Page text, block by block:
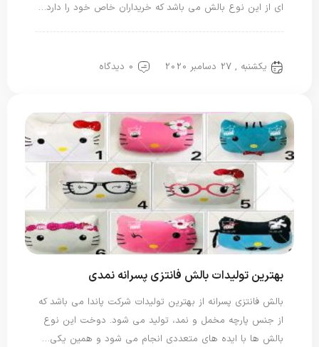
ای از این نوع بالش می باشد که خریداران خاص خود را دارد…
یکشنبه , 27 دسامبر 2020 0 دیدگاه
بهترین تولیدات بالش فانتزی پسرانه نمدی
بالش فانتزی پسرانه از بهترین تولیدات شرکت پاندا می باشد که
از جنس پارچه مخمل و نمد، تولید می شود. دوخت این نوع
بالش ها با ایده های متعددی انجام می شود و همین یکی…